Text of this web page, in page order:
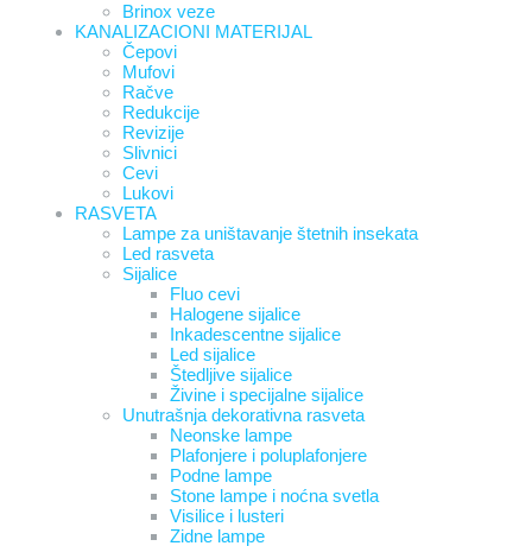
Brinox veze
KANALIZACIONI MATERIJAL
Čepovi
Mufovi
Račve
Redukcije
Revizije
Slivnici
Cevi
Lukovi
RASVETA
Lampe za uništavanje štetnih insekata
Led rasveta
Sijalice
Fluo cevi
Halogene sijalice
Inkadescentne sijalice
Led sijalice
Štedljive sijalice
Živine i specijalne sijalice
Unutrašnja dekorativna rasveta
Neonske lampe
Plafonjere i poluplafonjere
Podne lampe
Stone lampe i noćna svetla
Visilice i lusteri
Zidne lampe